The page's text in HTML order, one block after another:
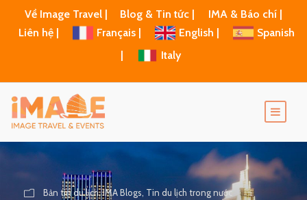
Về Image Travel | Blog & Tin tức |
IMA & Báo chí |
Liên hệ |
Français | English |
Spanish
Italy
Bản tin du lịch,IMA Blogs, Tin du lịch trong nước